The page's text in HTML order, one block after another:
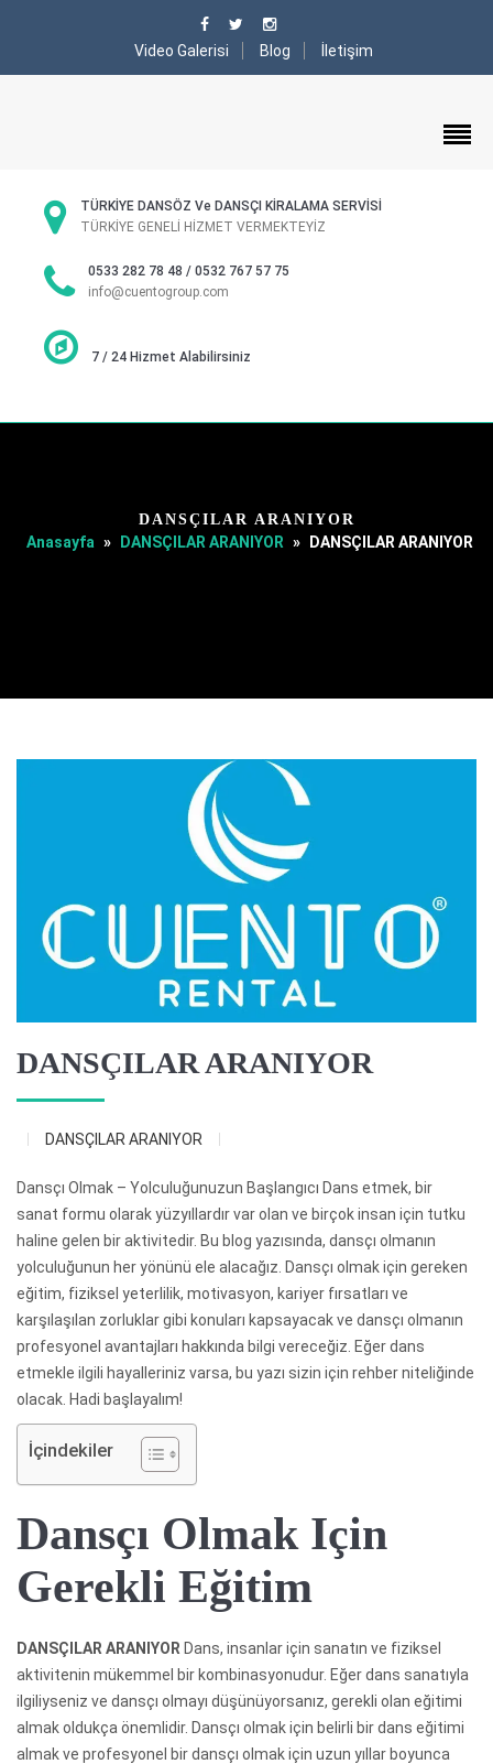
Video Galerisi Blog İletişim
TÜRKİYE DANSÖZ Ve DANSÇI KİRALAMA SERVİSİ
TÜRKİYE GENELİ HİZMET VERMEKTEYİZ
0533 282 78 48 / 0532 767 57 75
info@cuentogroup.com
7 / 24 Hizmet Alabilirsiniz
DANSÇILAR ARANIYOR
Anasayfa » DANSÇILAR ARANIYOR » DANSÇILAR ARANIYOR
DANSÇILAR ARANIYOR
DANSÇILAR ARANIYOR
Dansçı Olmak – Yolculuğunuzun Başlangıcı Dans etmek, bir
sanat formu olarak yüzyıllardır var olan ve birçok insan için tutku
haline gelen bir aktivitedir. Bu blog yazısında, dansçı olmanın
yolculuğunun her yönünü ele alacağız. Dansçı olmak için gereken
eğitim, fiziksel yeterlilik, motivasyon, kariyer fırsatları ve
karşılaşılan zorluklar gibi konuları kapsayacak ve dansçı olmanın
profesyonel avantajları hakkında bilgi vereceğiz. Eğer dans
etmekle ilgili hayalleriniz varsa, bu yazı sizin için rehber niteliğinde
olacak. Hadi başlayalım!
İçindekiler
Dansçı Olmak Için
Gerekli Eğitim
DANSÇILAR ARANIYOR Dans, insanlar için sanatın ve fiziksel
aktivitenin mükemmel bir kombinasyonudur. Eğer dans sanatıyla
ilgiliyseniz ve dansçı olmayı düşünüyorsanız, gerekli olan eğitimi
almak oldukça önemlidir. Dansçı olmak için belirli bir dans eğitimi
almak ve profesyonel bir dansçı olmak için uzun yıllar boyunca